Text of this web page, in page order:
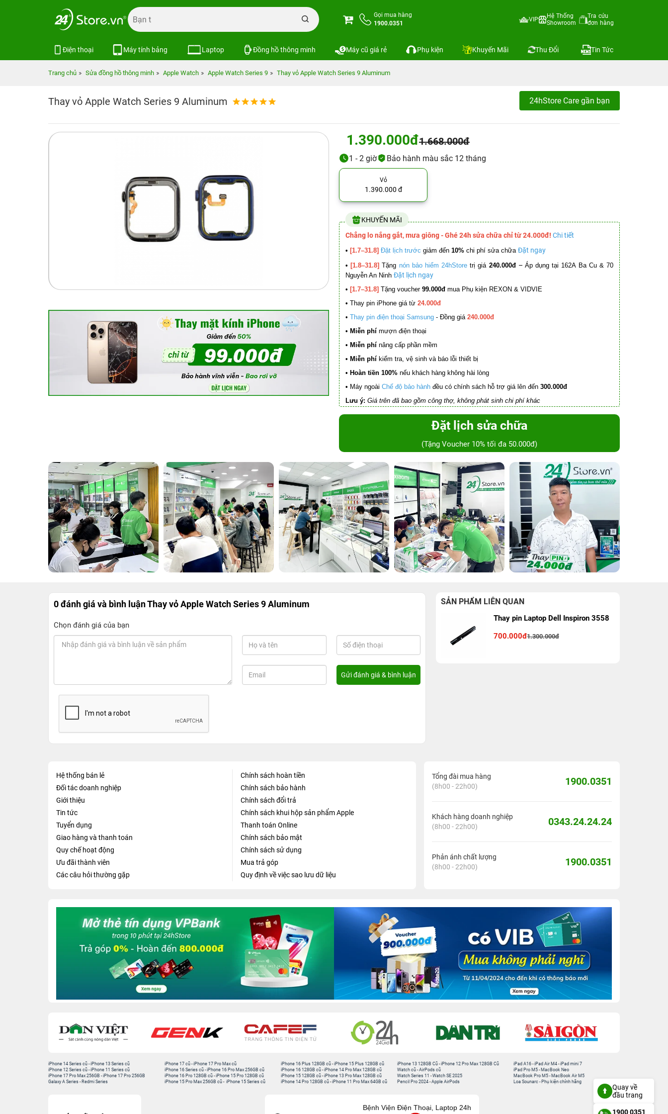
Gọi mua hàng
1900.0351
VIP
Hệ Thống
Showroom
Tra cứu
đơn hàng
Điện thoại Máy tính bảng Laptop Đồng hồ thông minh Máy cũ giá rẻ Phụ kiện Khuyến Mãi Thu Đổi Tin Tức
Trang chủ Sửa đồng hồ thông minh Apple Watch Apple Watch Series 9 Thay vỏ Apple Watch Series 9 Aluminum
Thay vỏ Apple Watch Series 9 Aluminum 24hStore Care gần bạn
1.390.000đ1.668.000đ
1 - 2 giờ Bảo hành màu sắc 12 tháng
Vỏ
1.390.000 đ
KHUYẾN MÃI
Chẳng lo nắng gắt, mưa giông - Ghé 24h sửa chữa chỉ từ 24.000đ! Chi tiết
• [1.7–31.8] Đặt lịch trước giảm đến 10% chi phí sửa chữa Đặt ngay
• [1.8–31.8] Tặng nón bảo hiểm 24hStore trị giá 240.000đ – Áp dụng tại 162A Ba Cu & 70
Nguyễn An Ninh Đặt lịch ngay
• [1.7–31.8] Tặng voucher 99.000đ mua Phụ kiện REXON & VIDVIE
• Thay pin iPhone giá từ 24.000đ
• Thay pin điện thoại Samsung - Đồng giá 240.000đ
• Miễn phí mượn điện thoại
• Miễn phí nâng cấp phần mềm
• Miễn phí kiểm tra, vệ sinh và báo lỗi thiết bị
• Hoàn tiền 100% nếu khách hàng không hài lòng
• Máy ngoài Chế độ bảo hành đều có chính sách hỗ trợ giá lên đến 300.000đ
Lưu ý: Giá trên đã bao gồm công thợ, không phát sinh chi phí khác
Đặt lịch sửa chữa
(Tặng Voucher 10% tối đa 50.000đ)
0 đánh giá và bình luậnThay vỏ Apple Watch Series 9 Aluminum
Chọn đánh giá của bạn
SẢN PHẨM LIÊN QUAN
Thay pin Laptop Dell Inspiron 3558
700.000đ1.300.000đ
Hệ thống bán lẻ
Đối tác doanh nghiệp
Giới thiệu
Tin tức
Tuyển dụng
Giao hàng và thanh toán
Quy chế hoạt động
Ưu đãi thành viên
Các câu hỏi thường gặp
Chính sách hoàn tiền
Chính sách bảo hành
Chính sách đổi trả
Chính sách khui hộp sản phẩm Apple
Thanh toán Online
Chính sách bảo mật
Chính sách sử dụng
Mua trả góp
Quy định về việc sao lưu dữ liệu
Tổng đài mua hàng
(8h00 - 22h00)
1900.0351
Khách hàng doanh nghiệp
(8h00 - 22h00)
0343.24.24.24
Phản ánh chất lượng
(8h00 - 22h00)
1900.0351
iPhone 14 Series cũ -iPhone 13 Series cũ
iPhone 12 Series cũ -iPhone 11 Series cũ
iPhone 17 Pro Max 256GB -iPhone 17 Pro 256GB
Galaxy A Series - Redmi Series
iPhone 17 cũ -iPhone 17 Pro Max cũ
iPhone 16 Series cũ - iPhone 16 Pro Max 256GB cũ
iPhone 16 Pro 128GB cũ -iPhone 15 Pro 128GB cũ
iPhone 15 Pro Max 256GB cũ - iPhone 15 Series cũ
iPhone 16 Plus 128GB cũ -iPhone 15 Plus 128GB cũ
iPhone 16 128GB cũ -iPhone 14 Pro Max 128GB cũ
iPhone 15 128GB cũ -iPhone 13 Pro Max 128GB cũ
iPhone 14 Pro 128GB cũ -iPhone 11 Pro Max 64GB cũ
iPhone 13 128GB Cũ -iPhone 12 Pro Max 128GB Cũ
Watch cũ -AirPods cũ
Watch Series 11 -Watch SE 2025
Pencil Pro 2024 -Apple AirPods
iPad A16 -iPad Air M4 -iPad mini 7
iPad Pro M5 - MacBook Neo
MacBook Pro M5 - MacBook Air M5
Loa Sounarc - Phụ kiện chính hãng
Bệnh Viện Điện Thoại, Laptop 24h
Quay về
đầu trang
1900 0351